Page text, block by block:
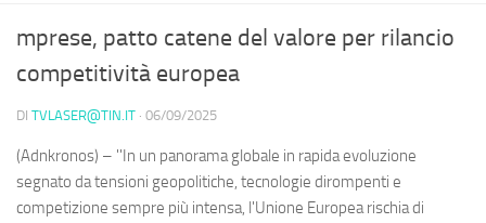
mprese, patto catene del valore per rilancio
competitività europea
DI TVLASER@TIN.IT · 06/09/2025
(Adnkronos) – ''In un panorama globale in rapida evoluzione
segnato da tensioni geopolitiche, tecnologie dirompenti e
competizione sempre più intensa, l'Unione Europea rischia di